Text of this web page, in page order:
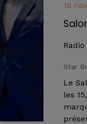
16
Star
Le
les